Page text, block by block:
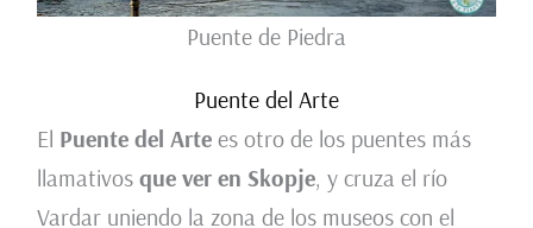
Puente de Piedra
Puente del Arte
El Puente del Artees otro de los puentes más
llamativos que ver en Skopje, y cruza el río
Vardar uniendo la zona de los museos con el